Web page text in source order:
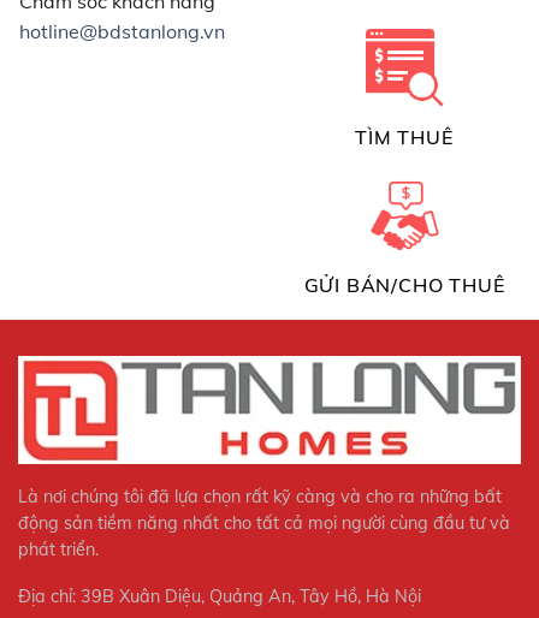
hotline@bdstanlong.vn
TÌM THUÊ
GỬI BÁN/CHO THUÊ
Là nơi chúng tôi đã lựa chọn rất kỹ càng và cho ra những bất
động sản tiềm năng nhất cho tất cả mọi người cùng đầu tư và
phát triển.
Địa chỉ: 39B Xuân Diệu, Quảng An, Tây Hồ, Hà Nội